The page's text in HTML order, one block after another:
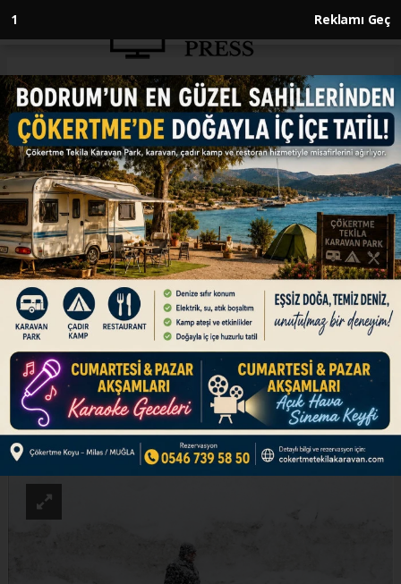
Anasayfa GÜNDEM
Dün tüm yurtta hava sıcaklığı
sıfırın altına düştü
GÜNDEM
20.01.2026 - 11:23, Güncelleme: 20.01.2026 - 11:23
Karadeniz üzerinden gelen soğuk ve yağışlı
havanın etkili olduğu Türkiye'de, dün 81 ilde
termometreler sıfırın altını gösterirken, en
düşük sıcaklık sıfırın altında 24,3 dereceyle
Sivas'ın Kangal ilçesinde yaşandı.
ABONE OL